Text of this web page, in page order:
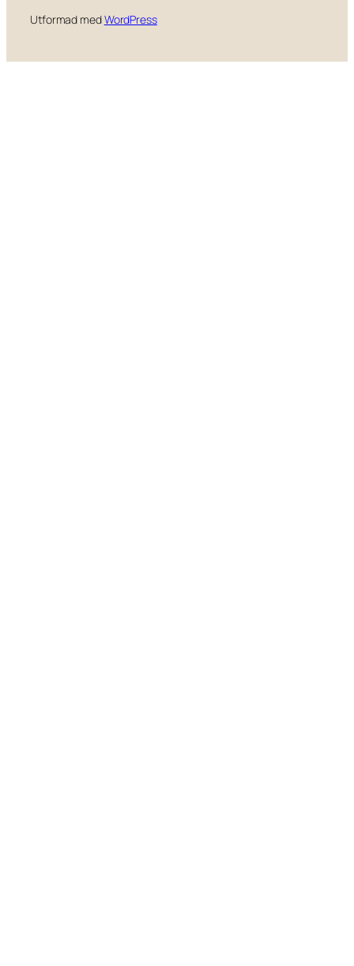
Utformad medWordPress